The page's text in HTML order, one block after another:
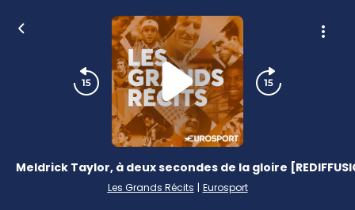
Meldrick Taylor, à deux secondes de la gloire
Les Grands Récits | Eurosport